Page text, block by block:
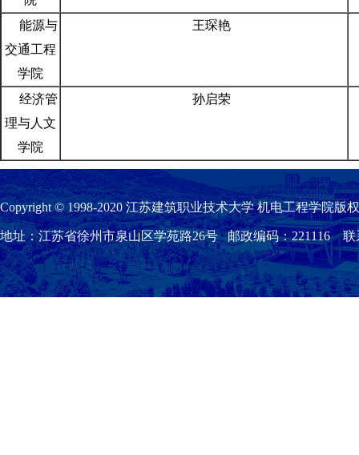
能源与
交通工程
学院
王琛艳
经济管
理与人文
学院
孙启荣
Copyright © 1998-2020 江苏建筑职业技术大学 机电工程学院版
地址：江苏省徐州市泉山区学苑路26号 邮政编码：221116 联